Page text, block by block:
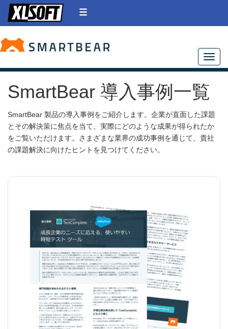
SmartBear 導入事例一覧
SmartBear 製品の導入事例をご紹介します。企業が直面した課題
とその解決策に焦点を当て、実際にどのような成果が得られたか
をご覧いただけます。さまざまな業界の成功事例を通じて、貴社
の課題解決に向けたヒントを見つけてください。